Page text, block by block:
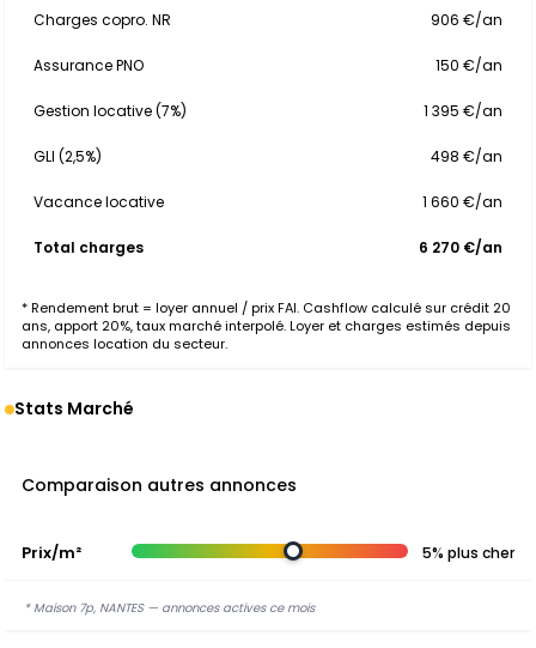
Charges copro. NR 906 €/an
Assurance PNO 150 €/an
Gestion locative (7%) 1 395 €/an
GLI (2,5%) 498 €/an
Vacance locative 1 660 €/an
Total charges 6 270 €/an
* Rendement brut = loyer annuel / prix FAI. Cashflow calculé sur crédit 20
ans, apport 20%, taux marché interpolé. Loyer et charges estimés depuis
annonces location du secteur.
Stats Marché
Comparaison autres annonces
Prix/m² 5% plus cher
* Maison 7p, NANTES — annonces actives ce mois